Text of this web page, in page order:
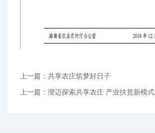
上一篇：共享农庄筑梦好日子
上一篇：澄迈探索共享农庄 产业扶贫新模式